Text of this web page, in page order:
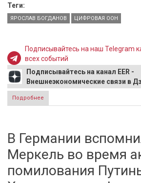
Теги:
ЯРОСЛАВ БОГДАНОВ ЦИФРОВАЯ ООН
Подписывайтесь на наш Telegram
всех событий
Подписывайтесь на канал EER -
Внешнеэкономические связи в
Подробнее
стать
В Германии
Меркель во время
помилования